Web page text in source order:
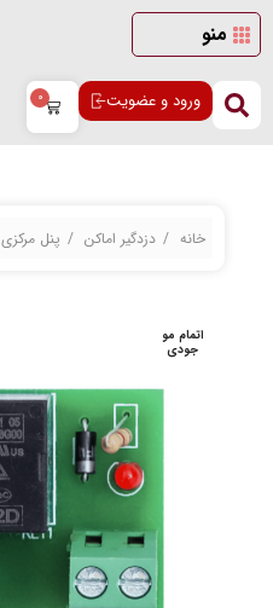
منو
0 ورود و عضویت
خانه دزدگیر اماکن پنل مرکزی
اتمام مو
جودی
اتمام مو
جودی